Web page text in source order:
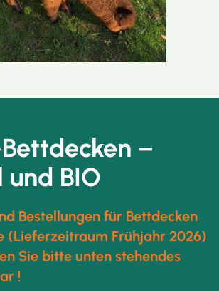
–
BIO
Bestellungen für Bettdecken
(Lieferzeitraum Frühjahr 2026)
Sie bitte unten stehendes
!